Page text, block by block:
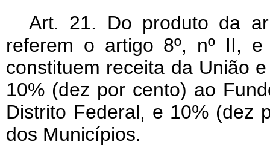
Art. 21. Do produto da
referem o artigo 8º, nº II,
constituem receita da União
10% (dez por cento) ao
Distrito Federal, e 10% (dez
dos Municípios.